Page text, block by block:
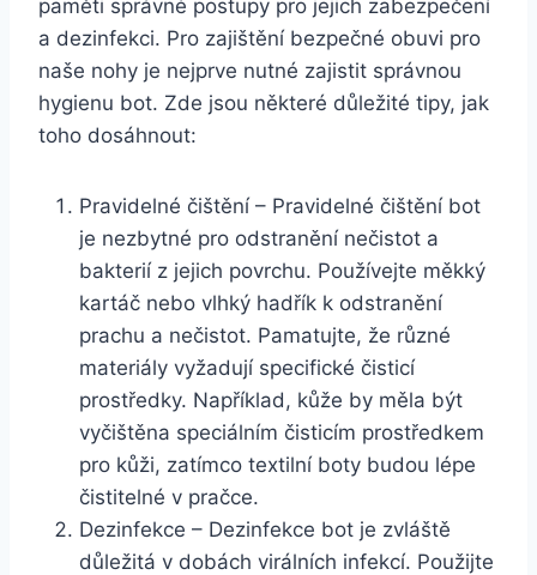
paměti správné postupy ‌pro jejich ​zabezpečení
a dezinfekci. Pro zajištění bezpečné⁢ obuvi pro
naše nohy je‍ nejprve nutné zajistit správnou
⁤hygienu⁣ bot. ⁤Zde jsou některé⁤ důležité tipy, jak
toho dosáhnout:
Pravidelné čištění – Pravidelné ⁢čištění bot
je nezbytné pro odstranění⁣ nečistot a
bakterií z jejich ⁤povrchu. Používejte měkký
kartáč nebo vlhký hadřík k odstranění
prachu a nečistot. Pamatujte, ‍že ‌různé
materiály ⁣vyžadují specifické čisticí
prostředky. ⁤Například, kůže by ​měla být
vyčištěna speciálním čisticím prostředkem
pro kůži, zatímco textilní⁢ boty ⁤budou lépe
čistitelné v ⁢pračce.
Dezinfekce – Dezinfekce bot je zvláště
důležitá v ‌dobách⁢ virálních infekcí. Použijte